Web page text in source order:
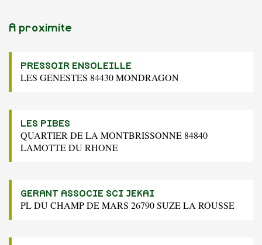
A proximite
PRESSOIR ENSOLEILLE
LES GENESTES 84430 MONDRAGON
LES PIBES
QUARTIER DE LA MONTBRISSONNE 84840
LAMOTTE DU RHONE
GERANT ASSOCIE SCI JEKAI
PL DU CHAMP DE MARS 26790 SUZE LA ROUSSE